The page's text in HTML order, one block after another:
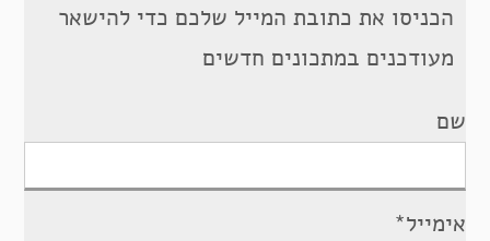
הכניסו את כתובת המייל שלכם כדי להישאר
מעודכנים במתכונים חדשים
שם
אימייל*